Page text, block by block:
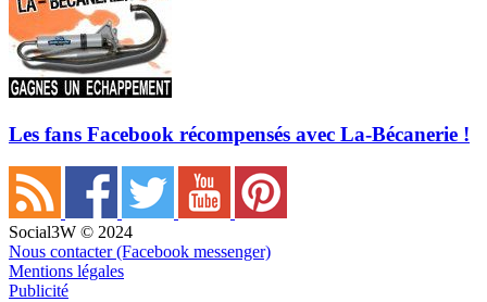
Les fans Facebook récompensés avec La-Bécanerie !
Social3W © 2024
Nous contacter (Facebook messenger)
Mentions légales
Publicité